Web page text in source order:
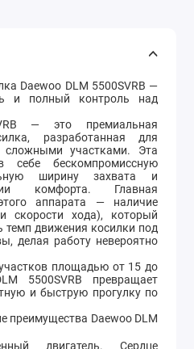
Daewoo DLM 5500SVRB —
и полный контроль над
— это премиальная
разработанная для
участками. Эта
себе бескомпромиссную
ширину захвата и
комфорта. Главная
аппарата — наличие
скорости хода), который
темп движения косилки под
делая работу невероятно
площадью от 15 до
5500SVRB превращает
и быструю прогулку по
преимущества Daewoo DLM
двигатель. Сердце